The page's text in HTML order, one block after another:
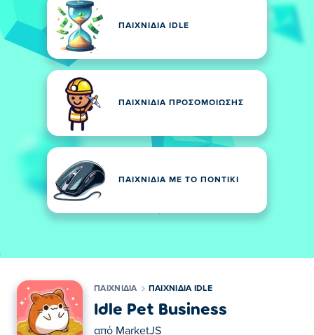
ΠΑΙΧΝΊΔΙΑ IDLE
ΠΑΙΧΝΊΔΙΑ ΠΡΟΣΟΜΟΊΩΣΗΣ
ΠΑΙΧΝΊΔΙΑ ΜΕ ΤΟ ΠΟΝΤΊΚΙ
ΠΑΙΧΝΊΔΙΑ ΠΑΙΧΝΊΔΙΑ IDLE
Idle Pet Business
από MarketJS